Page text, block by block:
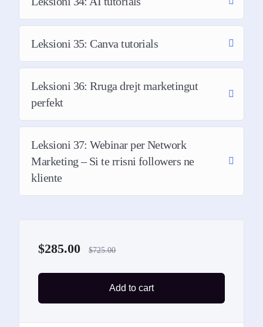
Rezultate te nje studenti tjeter vetem 2
jave pas mbarimit te kursit duke i
klientit te saj.
Disa nga studentet tane bene video virale
nga 2-4 jave pas mbarimit te kursit vetem
Leksioni 35: Canva tutorials
Leksioni 36: Rruga drejt marketingut
perfekt
Leksioni 37: Webinar per Network
Marketing – Si te rrisni followers ne
kliente
$285.00 $725.00
Add to cart